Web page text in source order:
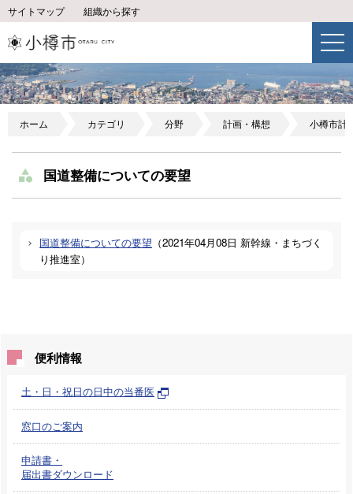
サイトマップ 組織から探す
ホーム カテゴリ 分野 計画・構想 小樽市計
国道整備についての要望
国道整備についての要望 （2021年04月08日 新幹線・まちづく
り推進室）
便利情報
土・日・祝日の日中の当番医
窓口のご案内
申請書・
届出書ダウンロード